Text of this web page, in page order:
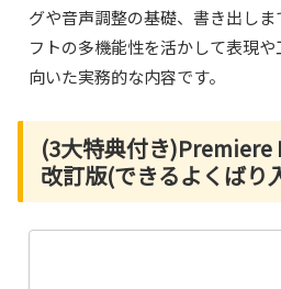
グや音声調整の基礎、書き出し
フトの多機能性を活かして表現
向いた実務的な内容です。
(3大特典付き)Premiere
改訂版(できるよくばり